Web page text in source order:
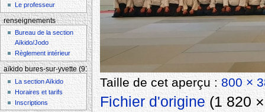
Taille de cet aperçu : 800 ×
Fichier d'origine‎(1 820
Le professeur
renseignements
Bureau de la section
Aïkido/Jodo
Règlement intérieur
aïkido bures-sur-yvette (91)
La section Aïkido
Horaires et tarifs
Inscriptions